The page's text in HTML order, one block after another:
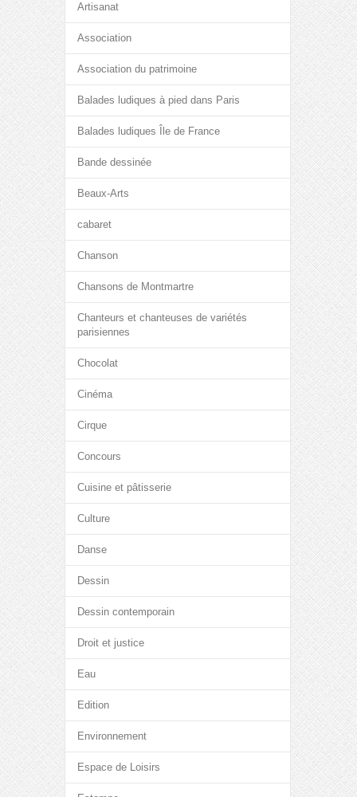
Artisanat
Association
Association du patrimoine
Balades ludiques à pied dans Paris
Balades ludiques Île de France
Bande dessinée
Beaux-Arts
cabaret
Chanson
Chansons de Montmartre
Chanteurs et chanteuses de variétés
parisiennes
Chocolat
Cinéma
Cirque
Concours
Cuisine et pâtisserie
Culture
Danse
Dessin
Dessin contemporain
Droit et justice
Eau
Edition
Environnement
Espace de Loisirs